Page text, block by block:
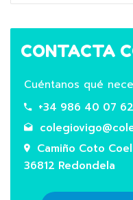
CONTACTA
Cuéntanos qué
+34 986 40 07 62
Camiño Coto
36812 Redondela